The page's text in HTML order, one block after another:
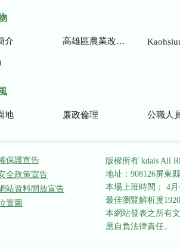
介 高雄區農業改良場研究彙報 Kaohsiung District Agricultural
地 廉政倫理 公職人員
保護宣告
全政策宣告
站資料開放宣告
置圖
版權所有 kdais All
地址：908126屏東
本場上班時間： 4月
最佳瀏覽解析度
本網站發表之所有
應自負法律責任。